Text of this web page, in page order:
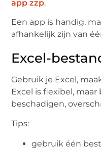
app zzp.
Een app is handig,
afhankelijk zijn van
Excel-
Gebruik je Excel,
Excel is flexibel,
beschadigen,
Tips:
gebruik één